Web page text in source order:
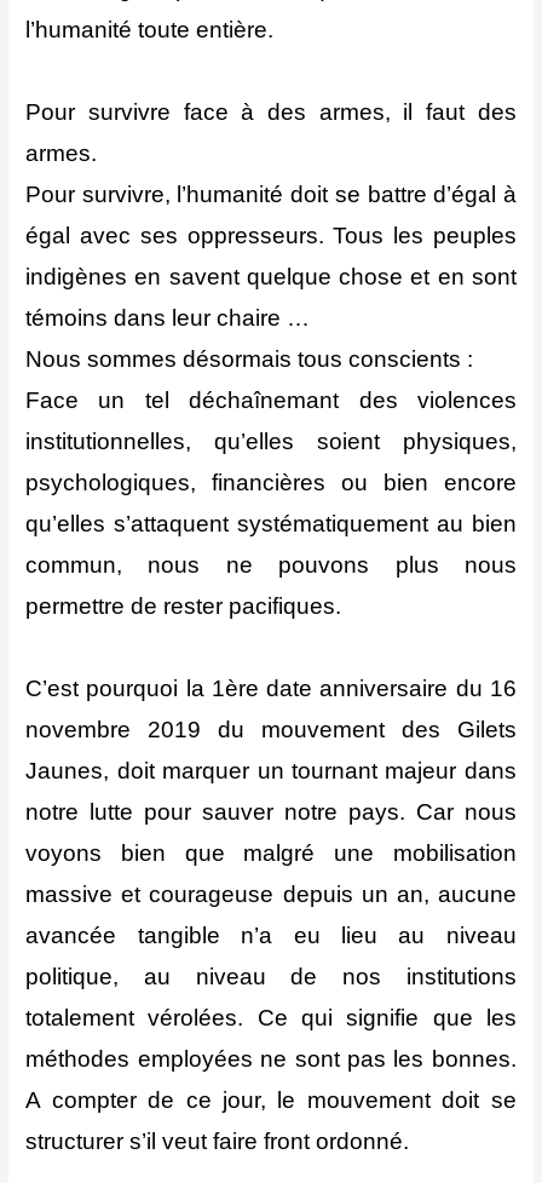
l’humanité toute entière.
Pour survivre face à des armes, il faut des
armes.
Pour survivre, l’humanité doit se battre d’égal à
égal avec ses oppresseurs. Tous les peuples
indigènes en savent quelque chose et en sont
témoins dans leur chaire …
Nous sommes désormais tous conscients :
Face un tel déchaînemant des violences
institutionnelles, qu’elles soient physiques,
psychologiques, financières ou bien encore
qu’elles s’attaquent systématiquement au bien
commun, nous ne pouvons plus nous
permettre de rester pacifiques.
C’est pourquoi la 1ère date anniversaire du 16
novembre 2019 du mouvement des Gilets
Jaunes, doit marquer un tournant majeur dans
notre lutte pour sauver notre pays. Car nous
voyons bien que malgré une mobilisation
massive et courageuse depuis un an, aucune
avancée tangible n’a eu lieu au niveau
politique, au niveau de nos institutions
totalement vérolées. Ce qui signifie que les
méthodes employées ne sont pas les bonnes.
A compter de ce jour, le mouvement doit se
structurer s’il veut faire front ordonné.